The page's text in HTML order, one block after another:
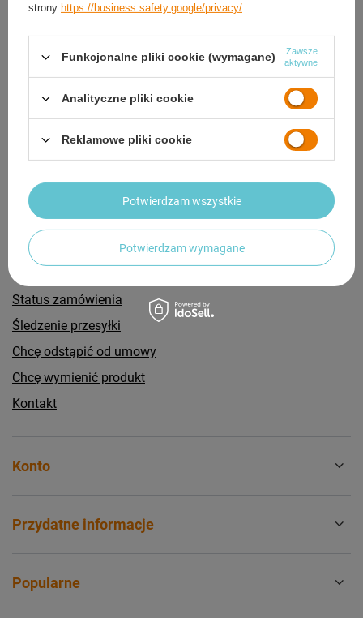
(0)
Potrzebujesz pomocy? Masz pytania?
Zadaj pytanie a my odpowiemy niezwłocznie,
Zamówienia
Status zamówienia
Śledzenie przesyłki
Chcę odstąpić od umowy
Chcę wymienić produkt
Kontakt
Konto
Przydatne informacje
Popularne
strony https://business.safety.google/privacy/
Funkcjonalne pliki cookie (wymagane)
Zawsze
aktywne
Analityczne pliki cookie
Reklamowe pliki cookie
Potwierdzam wymagane
Potwierdzam wszystkie